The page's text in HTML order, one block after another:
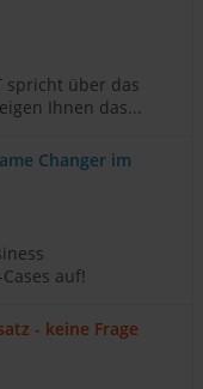
spricht über das
Ihnen das...
Changer im
auf!
- keine Frage